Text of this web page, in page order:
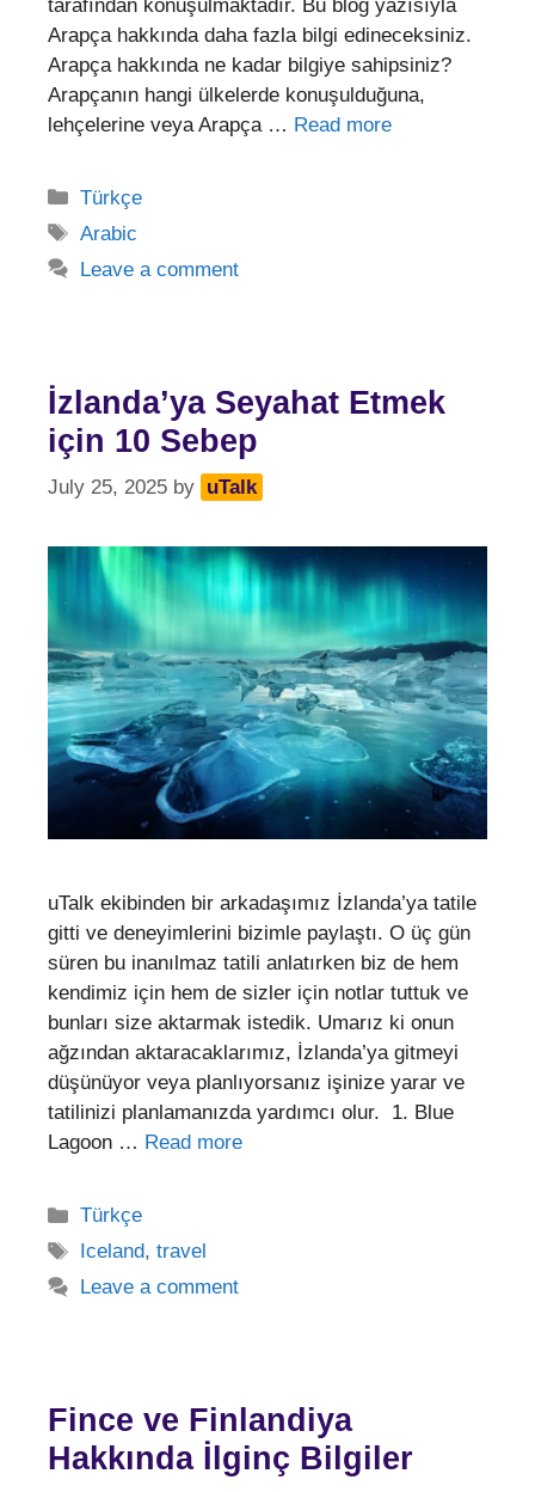
tarafından konuşulmaktadır. Bu blog yazısıyla
Arapça hakkında daha fazla bilgi edineceksiniz.
Arapça hakkında ne kadar bilgiye sahipsiniz?
Arapçanın hangi ülkelerde konuşulduğuna,
lehçelerine veya Arapça … Read more
Categories
Türkçe
Tags
Arabic
Leave a comment
İzlanda’ya Seyahat Etmek
için 10 Sebep
July 25, 2025 by uTalk
uTalk ekibinden bir arkadaşımız İzlanda’ya tatile
gitti ve deneyimlerini bizimle paylaştı. O üç gün
süren bu inanılmaz tatili anlatırken biz de hem
kendimiz için hem de sizler için notlar tuttuk ve
bunları size aktarmak istedik. Umarız ki onun
ağzından aktaracaklarımız, İzlanda’ya gitmeyi
düşünüyor veya planlıyorsanız işinize yarar ve
tatilinizi planlamanızda yardımcı olur. 1. Blue
Lagoon … Read more
Categories
Türkçe
Tags
Iceland,travel
Leave a comment
Fince ve Finlandiya
Hakkında İlginç Bilgiler